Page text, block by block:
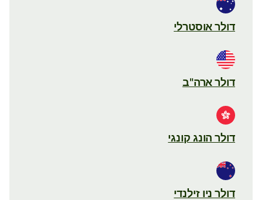
דולר אוסטרלי
דולר ארה"ב
דולר הונג קונגי
דולר ניו זילנדי